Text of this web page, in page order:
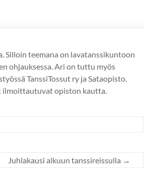
Silloin teemana on lavatanssikuntoon
ohjauksessa. Ari on tuttu myös
TanssiTossut ry ja Sataopisto.
ilmoittautuvat opiston kautta.
Juhlakausi alkuun tanssireissulla →